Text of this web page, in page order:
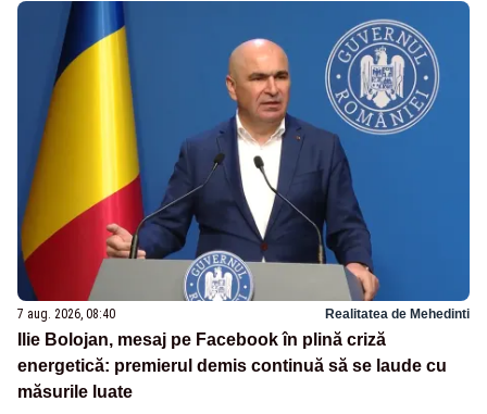
7 aug. 2026, 08:40 Realitatea de Mehedinti
Ilie Bolojan, mesaj pe Facebook în plină criză
energetică: premierul demis continuă să se laude cu
măsurile luate